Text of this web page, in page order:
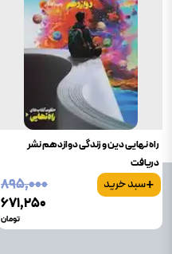
راه نهایی دین و زندگی دوازدهم نشر
دریافت
+سبد خرید
۸۹۵٬۰۰۰
۶۷۱٬۲۵۰
تومان